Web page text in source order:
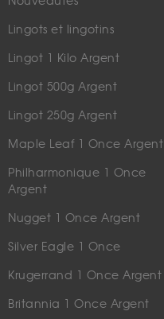
Lingots et lingotins
Lingot 1 Kilo Argent
Lingot 500g Argent
Lingot 250g Argent
Maple Leaf 1 Once Argent
Philharmonique 1 Once
Argent
Nugget 1 Once Argent
Silver Eagle 1 Once
Krugerrand 1 Once Argent
Britannia 1 Once Argent